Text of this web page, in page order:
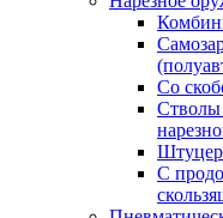
Со
Стволы
С